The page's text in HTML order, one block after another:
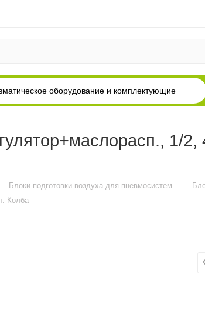
оборудование и комплектующие
1/
Блоки подготовки воздуха для пневмосистем —
Колба